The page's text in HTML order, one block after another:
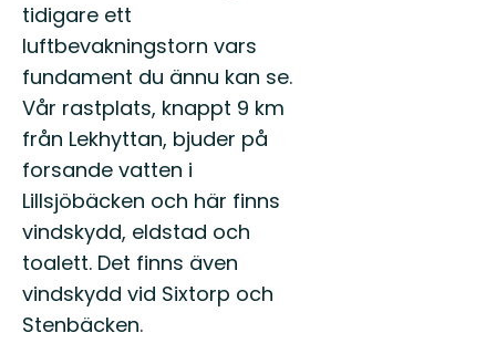
tidigare ett
luftbevakningstorn vars
fundament du ännu kan se.
Vår rastplats, knappt 9 km
från Lekhyttan, bjuder på
forsande vatten i
Lillsjöbäcken och här finns
vindskydd, eldstad och
toalett. Det finns även
vindskydd vid Sixtorp och
Stenbäcken.